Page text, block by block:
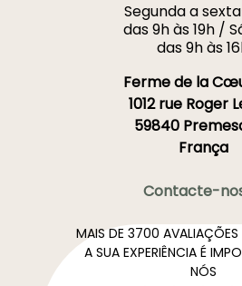
Segunda a
das 9h às 19h /
das 9h às
Ferme de la
1012 rue Roger
59840
França
Contacte-
MAIS DE 3700 AVALIAÇÕES
A SUA EXPERIÊNCIA É
NÓS